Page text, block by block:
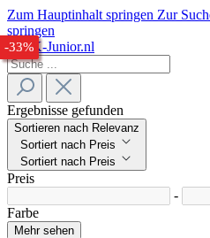
Zum Hauptinhalt springen Zur
springen
Ergebnisse gefunden
Sortieren nach Relevanz
Sortiert nach Preis
Sortiert nach Preis
Preis
-
Farbe
Mehr sehen
-25%
-25%
-32%
-33%